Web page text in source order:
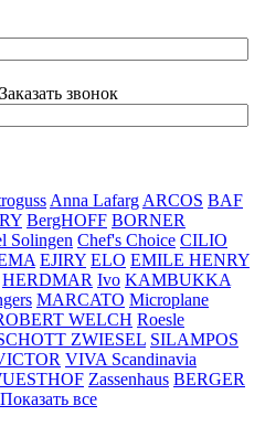
Заказать звонок
Anna Lafarg ARCOS BAF
BergHOFF BORNER
Solingen Chef's Choice CILIO
EJIRY ELO EMILE HENRY
HERDMAR Ivo KAMBUKKA
MARCATO Microplane
WELCH Roesle
ZWIESEL SILAMPOS
VIVA Scandinavia
Zassenhaus BERGER
все